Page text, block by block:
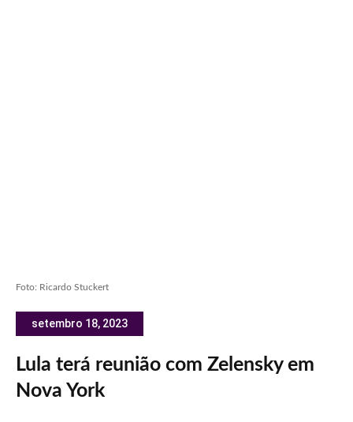
Foto: Ricardo Stuckert
setembro 18, 2023
Lula terá reunião com Zelensky em
Nova York